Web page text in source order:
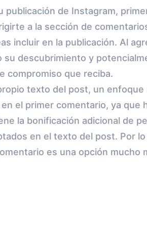
publicación de Instagram,
a la sección de
incluir en la publicación. Al
descubrimiento y
compromiso que reciba.
texto del post, un enfoque
el primer comentario, ya que
la bonificación adicional de
en el texto del post. Por
es una opción mucho